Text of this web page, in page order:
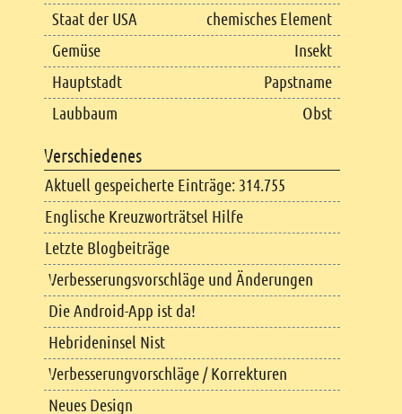
Staat der USA
chemisches Element
Gemüse
Insekt
Hauptstadt
Papstname
Laubbaum
Obst
Verschiedenes
Aktuell gespeicherte Einträge: 314.755
Englische Kreuzworträtsel Hilfe
Letzte Blogbeiträge
Verbesserungsvorschläge und Änderungen
Die Android-App ist da!
Hebrideninsel Nist
Verbesserungvorschläge / Korrekturen
Neues Design